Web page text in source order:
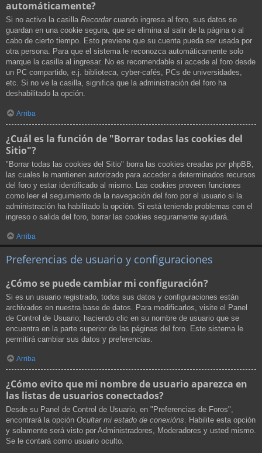
automáticamente?
Si no activa la casilla Recordarcuando ingresa al foro, sus datos se
guardan en una cookie segura, que se elimina al salir de la página o al
cabo de cierto tiempo. Esto previene que su cuenta pueda ser usada por
otra persona. Para que el sistema le reconozca automáticamente solo
marque la casilla al ingresar. No es recomendable si accede al foro desde
un PC compartido, e.j. biblioteca, cyber-cafés, PCs de universidades,
etc. Si no ve la casilla, significa que la administración del foro ha
deshabilitado la opción.
Arriba
¿Cuál es la función de "Borrar todas las cookies del
Sitio"?
"Borrar todas las cookies del Sitio" borra las cookies creadas por phpBB,
las cuales le mantienen autorizado para acceder a determinados recursos
del foro y estar identificado al mismo. Las cookies proveen funciones
como leer el seguimiento de la navegación del foro por el usuario si la
administración ha habilitado la opción. Si está teniendo problemas con el
ingreso o salida del foro, borrar las cookies seguramente ayudará.
Arriba
Preferencias de usuario y configuraciones
¿Cómo se puede cambiar mi configuración?
Si es un usuario registrado, todos sus datos y configuraciones están
archivados en nuestra base de datos. Para modificarlos, visite el Panel
de Control de Usuario; haciendo clic en su nombre de usuario que se
encuentra en la parte superior de las páginas del foro. Este sistema le
permitirá cambiar sus datos y preferencias.
Arriba
¿Cómo evito que mi nombre de usuario aparezca en
las listas de usuarios conectados?
Desde su Panel de Control de Usuario, en "Preferencias de Foros",
encontrará la opción Ocultar mi estado de conexións. Habilite esta opción
y solamente será visto por Administradores, Moderadores y usted mismo.
Se le contará como usuario oculto.